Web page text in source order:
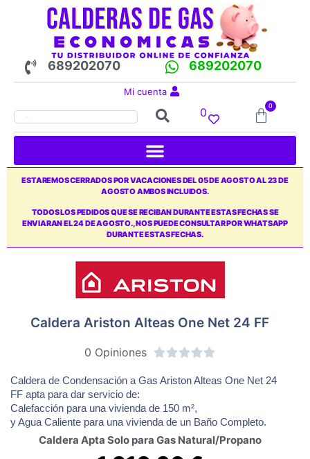
689202070 689202070
Mi cuenta
0 0
ESTAREMOS CERRADOS POR VACACIONES DEL 05 DE AGOSTO AL 23 DE
AGOSTO AMBOS INCLUIDOS.
TODOS LOS PEDIDOS QUE SE RECIBAN DURANTE ESTAS FECHAS SE
ENVIARAN EL 24 DE AGOSTO., NOS PUEDE CONSULTAR POR WHATSAPP
DURANTE ESTAS FECHAS.
Caldera Ariston Alteas One Net 24 FF
0 Opiniones 
Caldera de Condensación a Gas Ariston Alteas One Net 24
FF apta para dar servicio de:
Calefacción para una vivienda de 150 m²,
y Agua Caliente para una vivienda de un Baño Completo.
Caldera Apta Solo para Gas Natural/Propano